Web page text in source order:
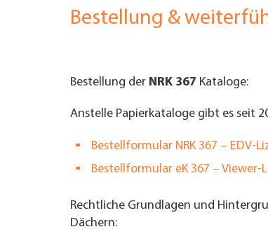
Bestellung &
Bestellung der NRK 367 Kataloge:
Anstelle Papierkataloge gibt es seit
Bestellformular NRK 367 – EDV-
Bestellformular eK 367 – Viewer-
Rechtliche Grundlagen und
Dächern: